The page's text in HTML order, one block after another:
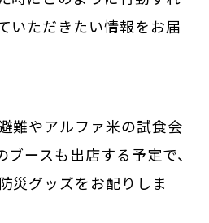
いただきたい情報をお届
難やアルファ米の試食会
ースも出店する予定で、
災グッズをお配りしま